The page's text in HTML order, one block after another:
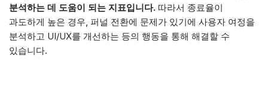
분석하는 데 도움이 되는 지표입니다. 따라서 종료율이
과도하게 높은 경우, 퍼널 전환에 문제가 있기에 사용자 여정을
분석하고 UI/UX를 개선하는 등의 행동을 통해 해결할 수
있습니다.